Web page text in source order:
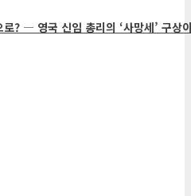
? ― 영국 신임 총리의 ‘사망세’ 구상